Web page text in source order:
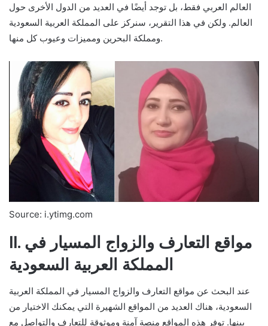
العالم العربي فقط، بل توجد أيضًا في العديد من الدول الأخرى حول
العالم. ولكن في هذا التقرير، سنركز على المملكة العربية السعودية
ومملكة البحرين ومميزات وعيوب كل منها.
Source: i.ytimg.com
II. مواقع التعارف والزواج المسيار في
المملكة العربية السعودية
عند البحث عن مواقع التعارف والزواج المسيار في المملكة العربية
السعودية، هناك العديد من المواقع الشهيرة التي يمكنك الاختيار من
بينها. توفر هذه المواقع منصة آمنة وموثوقة للتعارف والتواصل مع